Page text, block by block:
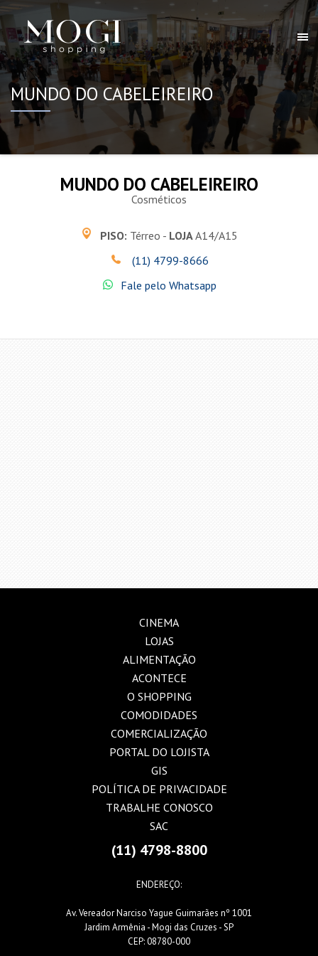
MUNDO DO CABELEIREIRO
MUNDO DO CABELEIREIRO
Cosméticos
PISO: Térreo - LOJAA14/A15
(11) 4799-8666
Fale pelo Whatsapp
CINEMA
LOJAS
ALIMENTAÇÃO
ACONTECE
O SHOPPING
COMODIDADES
COMERCIALIZAÇÃO
PORTAL DO LOJISTA
GIS
POLÍTICA DE PRIVACIDADE
TRABALHE CONOSCO
SAC
(11) 4798-8800
ENDEREÇO:
Av. Vereador Narciso Yague Guimarães nº 1001
Jardim Armênia - Mogi das Cruzes - SP
CEP: 08780-000